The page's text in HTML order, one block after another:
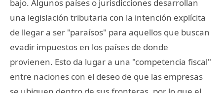
bajo. Algunos países o jurisdicciones desarrollan
una legislación tributaria con la intención explícita
de llegar a ser "paraísos" para aquellos que buscan
evadir impuestos en los países de donde
provienen. Esto da lugar a una "competencia fiscal"
entre naciones con el deseo de que las empresas